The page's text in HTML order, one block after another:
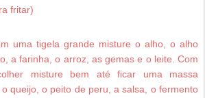
fritar)
m uma tigela grande misture o alho, o alho
a farinha, o arroz, as gemas e o leite. Com
misture bem até ficar uma massa
queijo, o peito de peru, a salsa, o fermento